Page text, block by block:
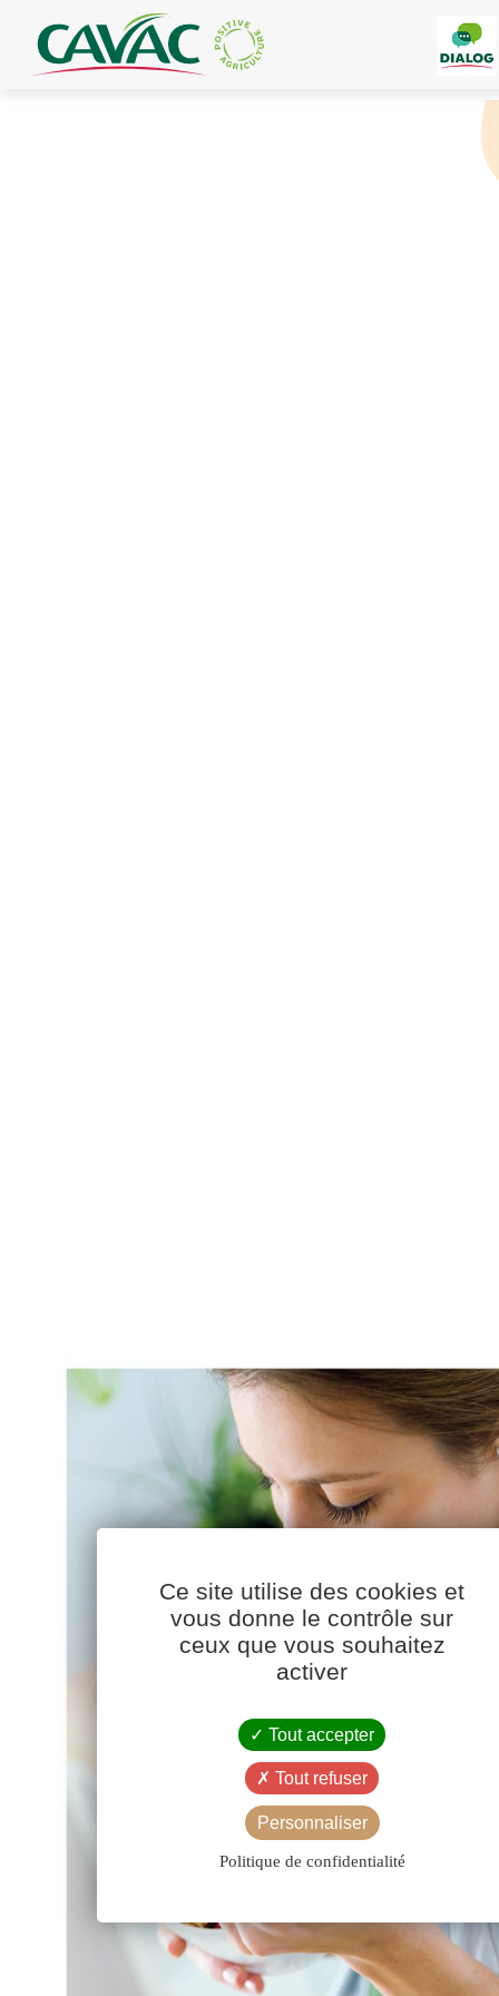
Panneau de gestion des cookies
Ce site utilise des cookies et
vous donne le contrôle sur
ceux que vous souhaitez
activer
Tout accepter
Tout refuser
Personnaliser
Politique de confidentialité